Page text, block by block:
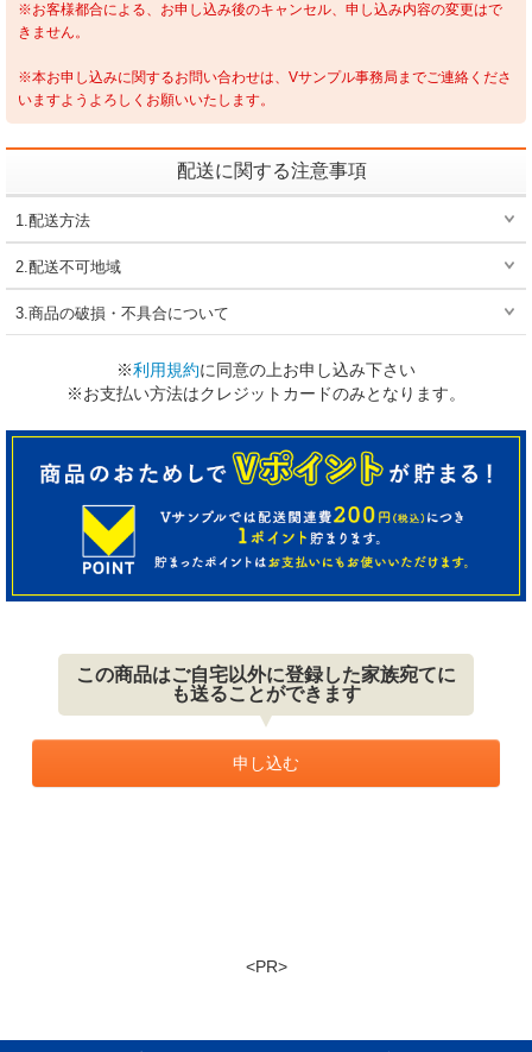
※お客様都合による、お申し込み後のキャンセル、申し込み内容の変更はで
きません。
※本お申し込みに関するお問い合わせは、Vサンプル事務局までご連絡くださ
いますようよろしくお願いいたします。
配送に関する注意事項
1.配送方法
2.配送不可地域
3.商品の破損・不具合について
※利用規約に同意の上お申し込み下さい
※お支払い方法はクレジットカードのみとなります。
この商品はご自宅以外に登録した家族宛てに
も送ることができます
申し込む
<PR>